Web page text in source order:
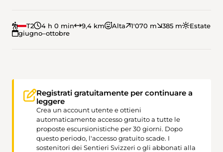
T2 4 h 0 min 9,4 km Alta 1'070 m 385 m
Estate
giugno–ottobre
Registrati gratuitamente per continuare a
leggere
Crea un account utente e ottieni
automaticamente accesso gratuito a tutte le
proposte escursionistiche per 30 giorni. Dopo
questo periodo, l'accesso gratuito scade. I
sostenitori dei Sentieri Svizzeri o gli abbonati alla